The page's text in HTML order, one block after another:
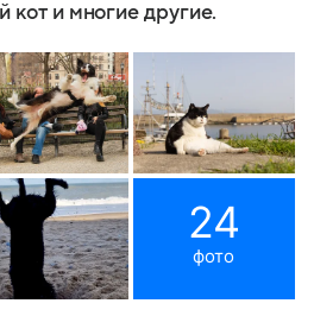
кот и многие другие.
24
фото